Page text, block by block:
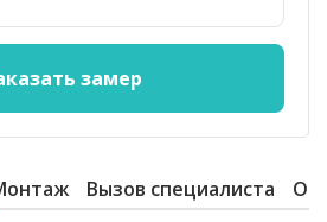
Вызов специалиста